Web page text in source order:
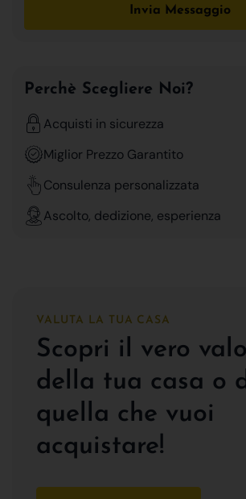
Invia Messaggio
Perchè Scegliere Noi?
Acquisti in sicurezza
Miglior Prezzo Garantito
Consulenza personalizzata
Ascolto, dedizione, esperienza
VALUTA LA TUA CASA
Scopri il vero
della tua casa o
quella che vuoi
acquistare!